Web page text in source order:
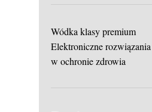
Wódka klasy premium
Elektroniczne rozwiązania
w ochronie zdrowia